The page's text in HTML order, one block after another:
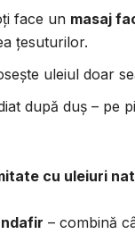
face un masaj
țesuturilor.
uleiul doar
după duș – pe
cu uleiuri
– combină